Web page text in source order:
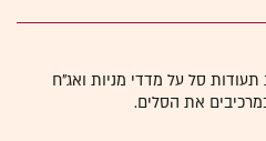
סל על מדדי מניות ואג"ח
את הסלים.